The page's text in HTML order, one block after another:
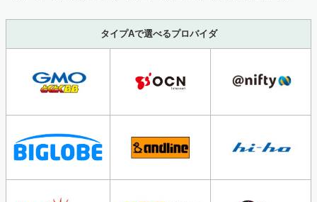
タイプAで選べるプロバイダ